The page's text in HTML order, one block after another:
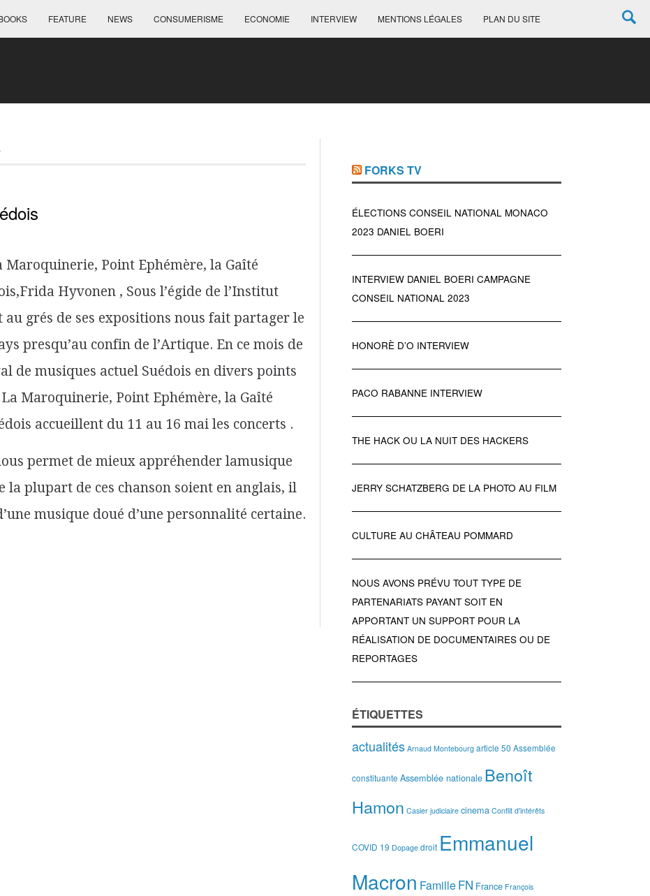
FEATURE NEWS CONSUMERISME ECONOMIE INTERVIEW MENTIONS LÉGALES PLAN DU SITE
Point Ephémère, la Gaîté
Hyvonen , Sous l’égide de l’Institut
grés de ses expositions nous fait partager le
presqu’au confin de l’Artique. En ce mois de
de musiques actuel Suédois en divers points
Maroquinerie, Point Ephémère, la Gaîté
accueillent du 11 au 16 mai les concerts .
permet de mieux appréhender lamusique
plupart de ces chanson soient en anglais, il
musique doué d’une personnalité certaine.
FORKS TV
ÉLECTIONS CONSEIL NATIONAL MONACO
2023 DANIEL BOERI
INTERVIEW DANIEL BOERI CAMPAGNE
CONSEIL NATIONAL 2023
HONORÈ D’O INTERVIEW
PACO RABANNE INTERVIEW
THE HACK OU LA NUIT DES HACKERS
JERRY SCHATZBERG DE LA PHOTO AU FILM
CULTURE AU CHÂTEAU POMMARD
NOUS AVONS PRÉVU TOUT TYPE DE
PARTENARIATS PAYANT SOIT EN
APPORTANT UN SUPPORT POUR LA
RÉALISATION DE DOCUMENTAIRES OU DE
REPORTAGES
ÉTIQUETTES
actualités Arnaud Montebourg article 50 Assemblée
constituante Assemblée nationale Benoît
Hamon Casier judiciaire cinema Conflit d'intérêts
COVID 19 Dopage droit Emmanuel
Macron FamilleFN France François